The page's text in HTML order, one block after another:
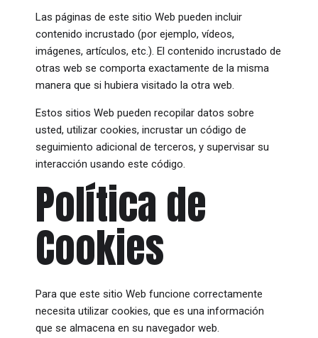
Las páginas de este sitio Web pueden incluir
contenido incrustado (por ejemplo, vídeos,
imágenes, artículos, etc.). El contenido incrustado de
otras web se comporta exactamente de la misma
manera que si hubiera visitado la otra web.
Estos sitios Web pueden recopilar datos sobre
usted, utilizar cookies, incrustar un código de
seguimiento adicional de terceros, y supervisar su
interacción usando este código.
Política de
Cookies
Para que este sitio Web funcione correctamente
necesita utilizar cookies, que es una información
que se almacena en su navegador web.